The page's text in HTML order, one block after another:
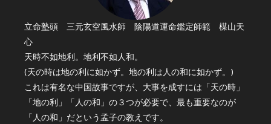
立命塾頭 三元玄空風水師 陰陽道運命鑑定師範 楳山天
心
天時不如地利。地利不如人和。
(天の時は地の利に如かず。地の利は人の和に如かず。)
これは有名な中国故事ですが、大事を成すには「天の時」
「地の利」「人の和」の３つが必要で、最も重要なのが
「人の和」だという孟子の教えです。